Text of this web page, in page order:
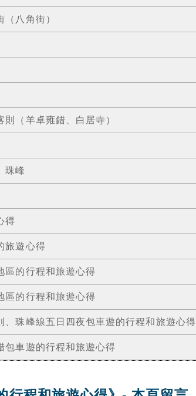
八角街）
（羊卓雍錯、白居寺）
珠峰
得
旅遊心得
的行程和旅遊心得
的行程和旅遊心得
珠峰線五日四夜包車遊的行程和旅遊心得
車遊的行程和旅遊心得